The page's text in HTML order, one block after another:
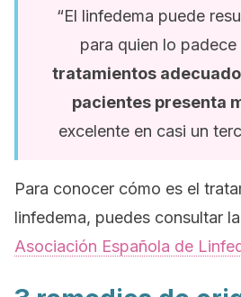
“El linfedema puede
para quien lo padece
tratamientos
pacientes presenta
excelente en casi un
Para conocer cómo es el
linfedema, puedes consultar
Asociación Española de